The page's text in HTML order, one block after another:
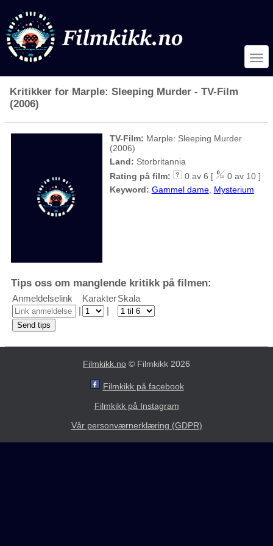
Kritikker for Marple: Sleeping Murder - TV-Film
(2006)
TV-Film: Marple: Sleeping Murder
(2006)
Land: Storbritannia
Rating på film:
0 av 6 [
0 av 10 ]
Keyword: Gammel dame, Mysterium
Tips oss om manglende kritikk på filmen:
Anmeldelselink KarakterSkala
|
|
Filmkikk.no © Filmkikk 2026
Filmkikk på facebook
Filmkikk på Instagram
Vår personværnerklæring (GDPR)